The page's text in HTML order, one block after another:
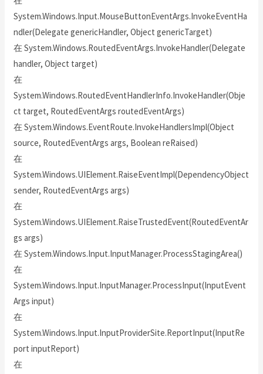
System.Windows.Input.MouseButtonEventArgs.InvokeEventHa
ndler(Delegate genericHandler, Object genericTarget)
在 System.Windows.RoutedEventArgs.InvokeHandler(Delegate
handler, Object target)
在
System.Windows.RoutedEventHandlerInfo.InvokeHandler(Obje
ct target, RoutedEventArgs routedEventArgs)
在 System.Windows.EventRoute.InvokeHandlersImpl(Object
source, RoutedEventArgs args, Boolean reRaised)
在
System.Windows.UIElement.RaiseEventImpl(DependencyObject
sender, RoutedEventArgs args)
在
System.Windows.UIElement.RaiseTrustedEvent(RoutedEventAr
gs args)
在 System.Windows.Input.InputManager.ProcessStagingArea()
在
System.Windows.Input.InputManager.ProcessInput(InputEvent
Args input)
在
System.Windows.Input.InputProviderSite.ReportInput(InputRe
port inputReport)
在